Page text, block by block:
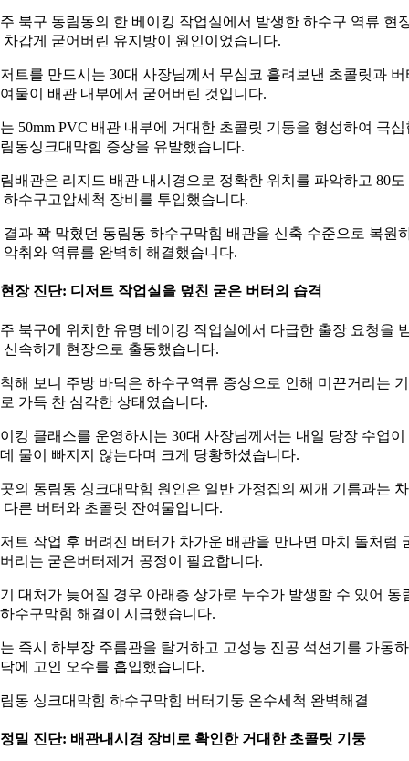
북구 동림동의 한 베이킹 작업실에서 발생한 하수구 역류 현
차갑게 굳어버린 유지방이 원인이었습니다.
트를 만드시는 30대 사장님께서 무심코 흘려보낸 초콜릿과 버
물이 배관 내부에서 굳어버린 것입니다.
50mm PVC 배관 내부에 거대한 초콜릿 기둥을 형성하여 극심
동싱크대막힘 증상을 유발했습니다.
배관은 리지드 배관 내시경으로 정확한 위치를 파악하고 80도
하수구고압세척 장비를 투입했습니다.
결과 꽉 막혔던 동림동 하수구막힘 배관을 신축 수준으로 복원
악취와 역류를 완벽히 해결했습니다.
장 진단: 디저트 작업실을 덮친 굳은 버터의 습격
북구에 위치한 유명 베이킹 작업실에서 다급한 출장 요청을
신속하게 현장으로 출동했습니다.
해 보니 주방 바닥은 하수구역류 증상으로 인해 미끈거리는
가득 찬 심각한 상태였습니다.
킹 클래스를 운영하시는 30대 사장님께서는 내일 당장 수업이
물이 빠지지 않는다며 크게 당황하셨습니다.
의 동림동 싱크대막힘 원인은 일반 가정집의 찌개 기름과는
다른 버터와 초콜릿 잔여물입니다.
트 작업 후 버려진 버터가 차가운 배관을 만나면 마치 돌처럼
리는 굳은버터제거 공정이 필요합니다.
대처가 늦어질 경우 아래층 상가로 누수가 발생할 수 있어 동
수구막힘 해결이 시급했습니다.
즉시 하부장 주름관을 탈거하고 고성능 진공 석션기를 가동
에 고인 오수를 흡입했습니다.
동 싱크대막힘 하수구막힘 버터기둥 온수세척 완벽해결
밀 진단: 배관내시경 장비로 확인한 거대한 초콜릿 기둥